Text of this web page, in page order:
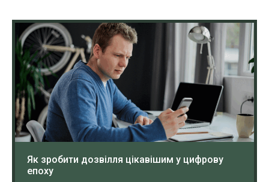
Як зробити дозвілля цікавішим у цифрову
епоху